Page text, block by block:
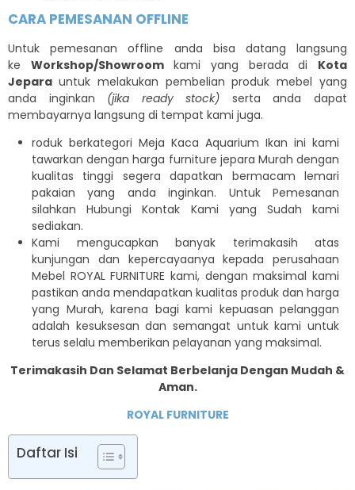
CARA PEMESANAN OFFLINE
Untuk pemesanan offline anda bisa datang langsung
ke Workshop/Showroomkami yang berada di Kota
Jepara untuk melakukan pembelian produk mebel yang
anda inginkan (jika ready stock) serta anda dapat
membayarnya langsung di tempat kami juga.
roduk berkategori Meja Kaca Aquarium Ikan ini kami
tawarkan dengan harga furniture jepara Murah dengan
kualitas tinggi segera dapatkan bermacam lemari
pakaian yang anda inginkan. Untuk Pemesanan
silahkan Hubungi Kontak Kami yang Sudah kami
sediakan.
Kami mengucapkan banyak terimakasih atas
kunjungan dan kepercayaanya kepada perusahaan
Mebel ROYAL FURNITURE kami, dengan maksimal kami
pastikan anda mendapatkan kualitas produk dan harga
yang Murah, karena bagi kami kepuasan pelanggan
adalah kesuksesan dan semangat untuk kami untuk
terus selalu memberikan pelayanan yang maksimal.
Terimakasih Dan Selamat Berbelanja Dengan Mudah &
Aman.
ROYAL FURNITURE
Daftar Isi